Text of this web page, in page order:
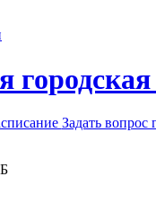
Задать вопрос